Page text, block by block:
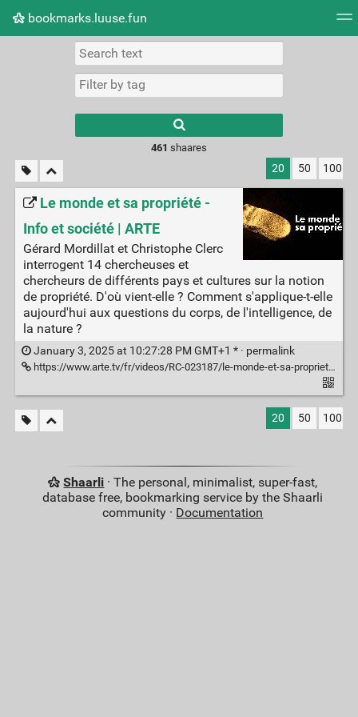
bookmarks.luuse.fun
Picture wall
results.
461 shaares
20 50 100
Le monde et sa propriété -
Info et société | ARTE
Gérard Mordillat et Christophe Clerc
interrogent 14 chercheuses et
chercheurs de différents pays et cultures sur la notion
de propriété. D'où vient-elle ? Comment s'applique-t-elle
aujourd'hui aux questions du corps, de l'intelligence, de
la nature ?
January 3, 2025 at 10:27:28 PM GMT+1 * · permalink
https://www.arte.tv/fr/videos/RC-023187/le-monde-et-sa-propriete/
20 50 100
Shaarli · The personal, minimalist, super-fast,
database free, bookmarking service by the Shaarli
community · Documentation